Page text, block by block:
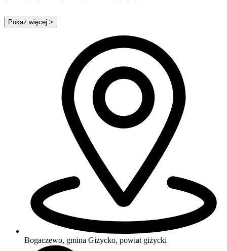
Pokaż więcej >
Bogaczewo, gmina Giżycko, powiat giżycki